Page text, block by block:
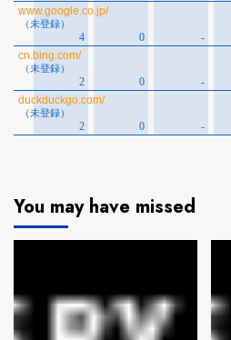
You may have missed